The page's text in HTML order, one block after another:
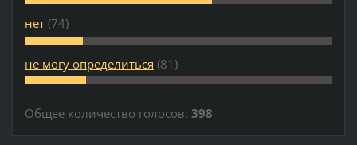
нет (74)
не могу определиться (81)
Общее количество голосов: 398